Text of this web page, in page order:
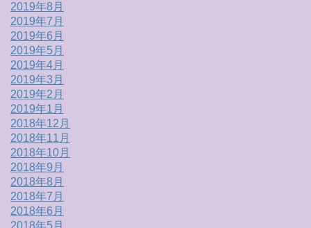
2019年8月
2019年7月
2019年6月
2019年5月
2019年4月
2019年3月
2019年2月
2019年1月
2018年12月
2018年11月
2018年10月
2018年9月
2018年8月
2018年7月
2018年6月